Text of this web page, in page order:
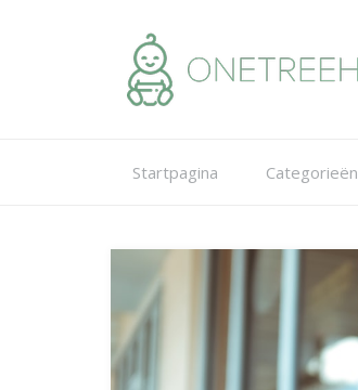
Startpagina Categorieën